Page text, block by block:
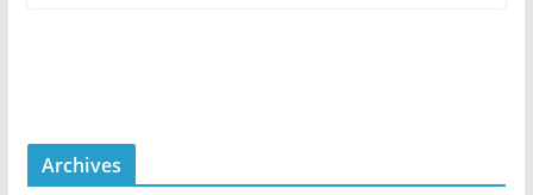
Archives